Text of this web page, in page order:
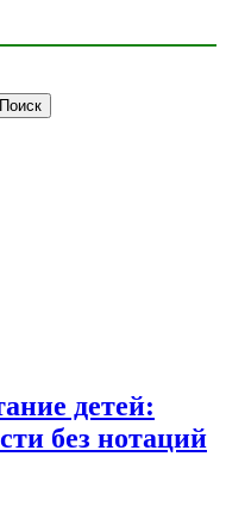
детей:
без нотаций